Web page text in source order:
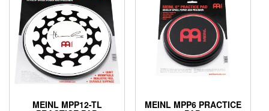
MEINL MPP12-TL MEINL MPP6 PRACTICE